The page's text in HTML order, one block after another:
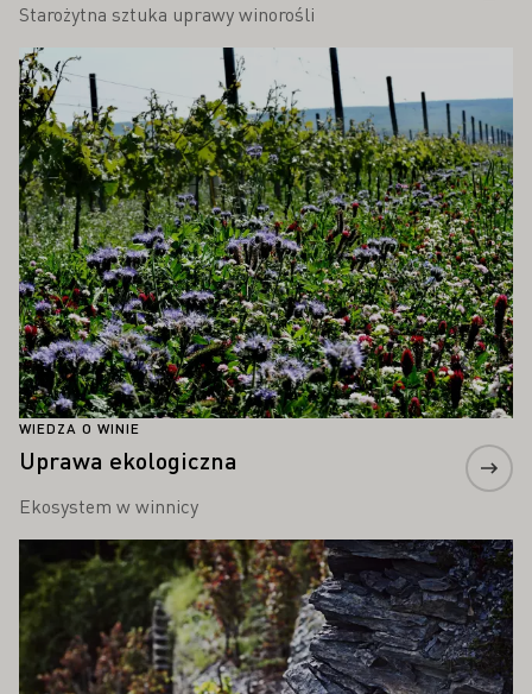
Starożytna sztuka uprawy winorośli
WIEDZA O WINIE
Uprawa ekologiczna
Ekosystem w winnicy
Proszę dowiedzieć się więcej
Proszę dowiedzieć się więcej